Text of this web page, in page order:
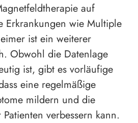
auf
Erkrankungen wie Multiple
ist ein weiterer
Obwohl die Datenlage
ist, gibt es vorläufige
eine regelmäßige
mildern und die
verbessern kann.